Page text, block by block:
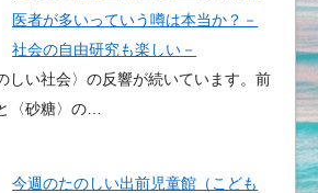
医者が多いっていう噂は本当か？－
社会の自由研究も楽しい－
い社会〉の反響が続いています。前
〈砂糖〉の…
今週のたのしい出前児童館（こども